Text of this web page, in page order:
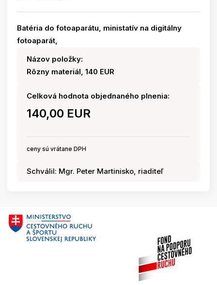
Batéria do fotoaparátu, ministatív na digitálny
fotoaparát,
Názov položky:
Rôzny materiál, 140 EUR
Celková hodnota objednaného plnenia:
140,00 EUR
ceny sú vrátane DPH
Schválil: Mgr. Peter Martinisko, riaditeľ